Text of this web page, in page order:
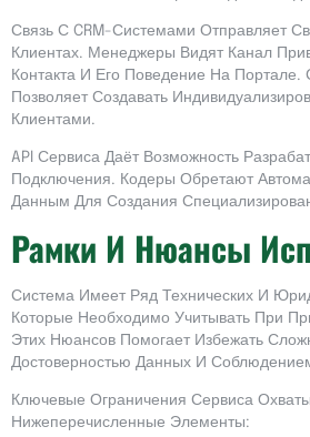
Связь С CRM-Системами Отправляет
Клиентах. Менеджеры Видят Канал
Контакта И Его Поведение На Портале.
Позволяет Создавать
Клиентами.
API Сервиса Даёт Возможность
Подключения. Кодеры Обретают
Данным Для Создания
Рамки И Нюансы
Система Имеет Ряд Технических И
Которые Необходимо Учитывать При
Этих Нюансов Помогает Избежать
Достоверностью Данных И
Ключевые Ограничения Сервиса
Нижеперечисленные Элементы: